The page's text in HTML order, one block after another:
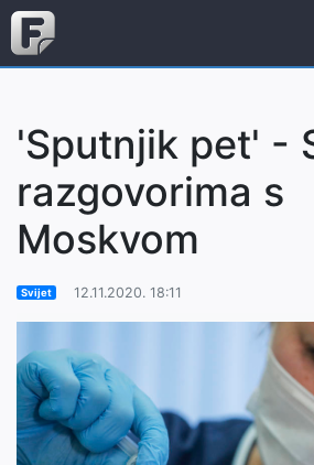
'Sputnjik pet' -
razgovorima s
Moskvom
Svijet 12.11.2020. 18:11